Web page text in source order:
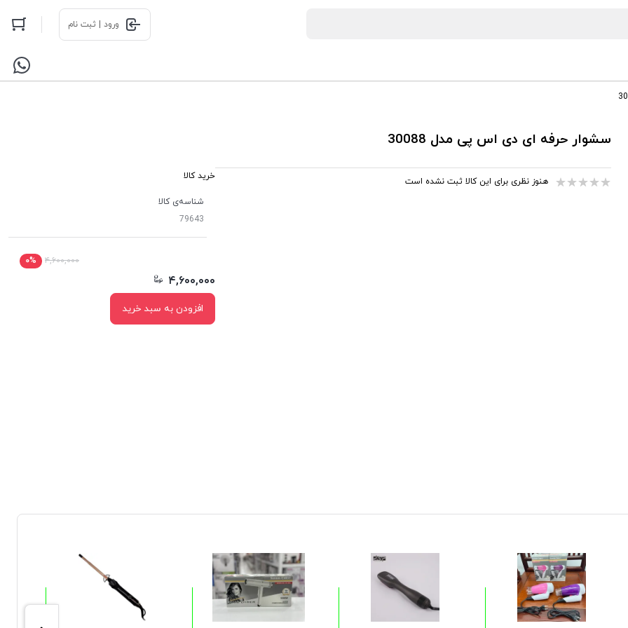
ورود | ثبت نام
سشوار حرفه ای دی اس پی مدل 30088
هنوز نظری برای این کالا ثبت نشده است
خرید کالا
شناسه‌ی کالا
79643
۴,۶۰۰,۰۰۰ ۰%
۴,۶۰۰,۰۰۰
افزودن به سبد خرید